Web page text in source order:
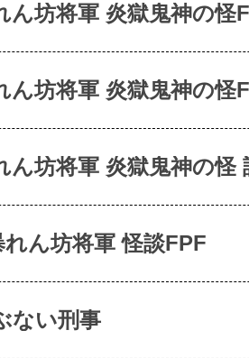
ん坊将軍 炎獄鬼神の
ん坊将軍 炎獄鬼神の
ん坊将軍 炎獄鬼神の
れん坊将軍 怪談FPF
ない刑事